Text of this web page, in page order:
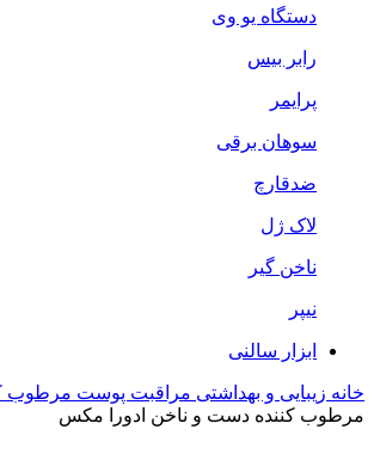
دستگاه یو وی
رابر بیس
پرایمر
سوهان برقی
ضدقارچ
لاک ژل
ناخن گیر
نیپر
ابزار سالنی
خانه زیبایی و بهداشتی مراقبت پوست مرطوب
مرطوب کننده دست و ناخن ادورا مکس